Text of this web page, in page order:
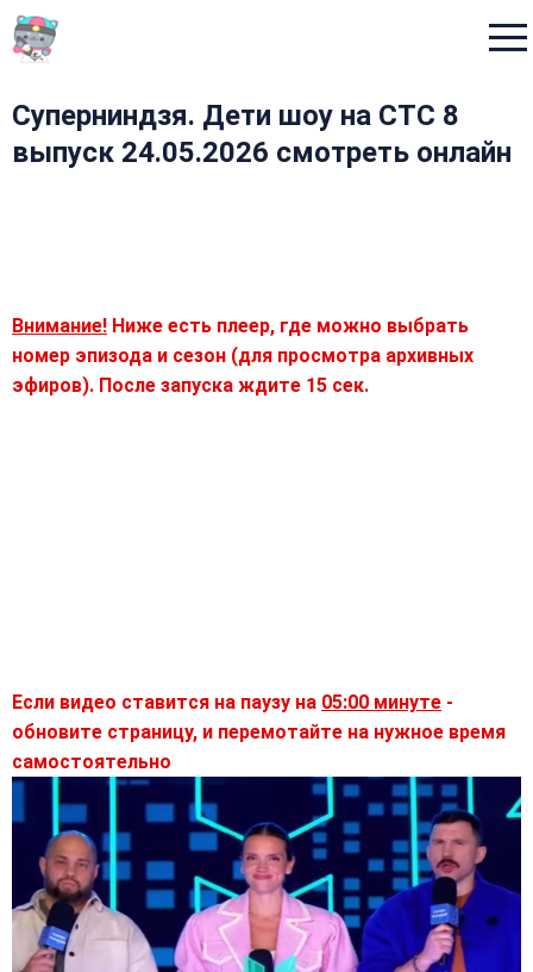
Суперниндзя. Дети шоу на СТС 8
выпуск 24.05.2026 смотреть онлайн
Внимание! Ниже есть плеер, где можно выбрать
номер эпизода и сезон (для просмотра архивных
эфиров). После запуска ждите 15 сек.
Если видео ставится на паузу на 05:00 минуте -
обновите страницу, и перемотайте на нужное время
самостоятельно